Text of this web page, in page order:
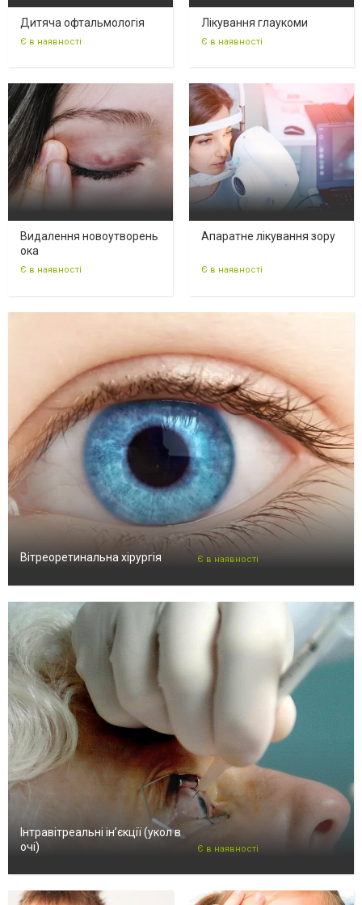
Дитяча офтальмологія
Є в наявності
Лікування глаукоми
Є в наявності
Видалення новоутворень
ока
Є в наявності
Апаратне лікування зору
Є в наявності
Вітреоретинальна хірургія Є в наявності
Інтравітреальні ін’єкції (укол в
очі)
Є в наявності